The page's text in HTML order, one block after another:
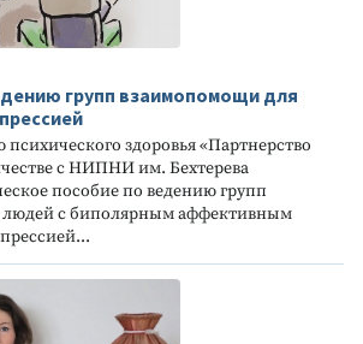
групп взаимопомощи для
здоровья «Партнерство
с НИПНИ им. Бехтерева
пособие по ведению групп
с биполярным аффективным